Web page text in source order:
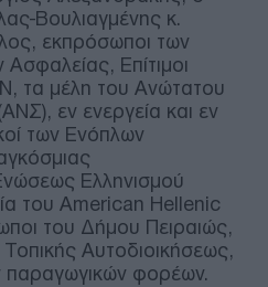
Βουλιαγμένης κ.
εκπρόσωποι των
Επίτιμοι
τα μέλη του Ανώτατου
εν ενεργεία και εν
των Ενόπλων
Ελληνισμού
του American Hellenic
του Δήμου Πειραιώς,
Αυτοδιοικήσεως,
παραγωγικών φορέων.